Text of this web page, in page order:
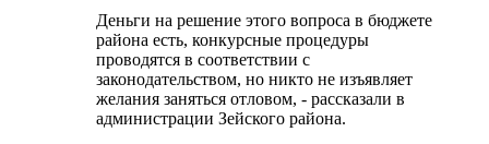
Деньги на решение этого вопроса в бюджете
района есть, конкурсные процедуры
проводятся в соответствии с
законодательством, но никто не изъявляет
желания заняться отловом, - рассказали в
администрации Зейского района.